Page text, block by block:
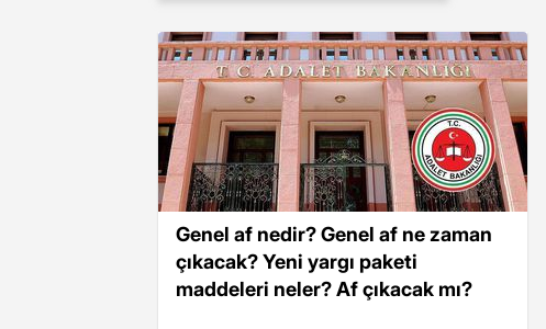
Genel af nedir? Genel af ne zaman
çıkacak? Yeni yargı paketi
maddeleri neler? Af çıkacak mı?